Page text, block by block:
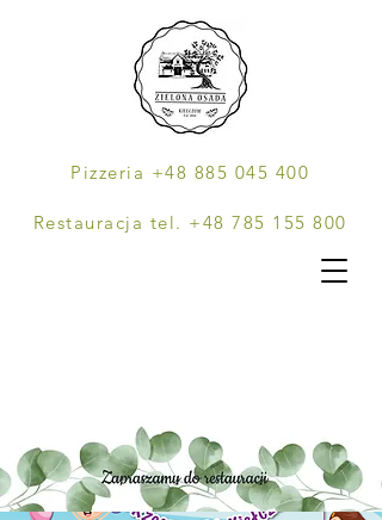
Pizzeria +48 885 045 400
Restauracja tel. +48 785 155 800